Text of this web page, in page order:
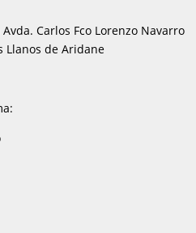
Carlos Fco Lorenzo Navarro
Llanos de Aridane